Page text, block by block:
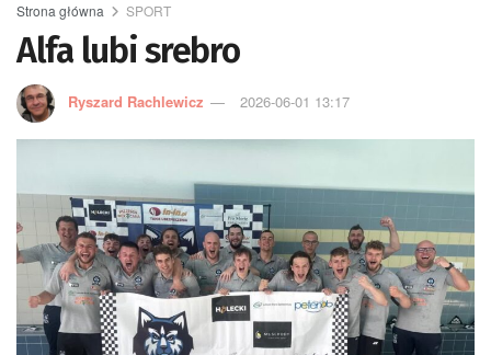
Strona główna SPORT
Alfa lubi srebro
Ryszard Rachlewicz 2026-06-01 13:17